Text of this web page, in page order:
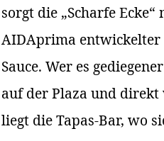
sorgt die „Scharfe
AIDAprima
Sauce. Wer es
auf der Plaza und
liegt die Tapas-Bar, wo